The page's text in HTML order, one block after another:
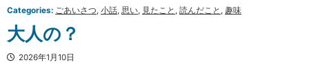
Categories: ごあいさつ, 小話, 思い, 見たこと , 読んだこと , 趣味
大人の？
2026年1月10日